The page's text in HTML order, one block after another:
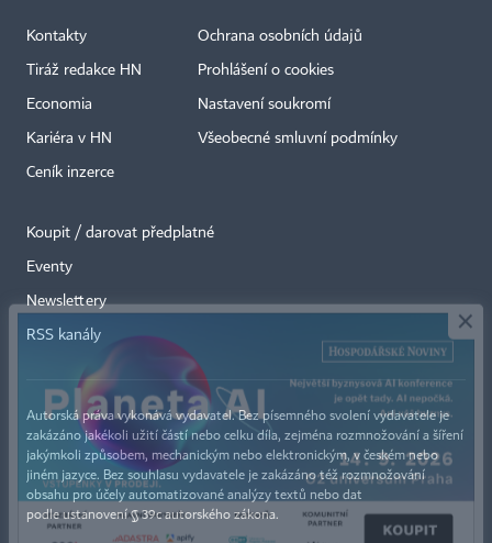
Kontakty
Tiráž redakce HN
Economia
Kariéra v HN
Ceník inzerce
Ochrana osobních údajů
Prohlášení o cookies
Nastavení soukromí
Všeobecné smluvní podmínky
Koupit / darovat předplatné
Eventy
Newslettery
RSS kanály
Autorská práva vykonává vydavatel. Bez písemného svolení vydavatele je
zakázáno jakékoli užití částí nebo celku díla, zejména rozmnožování a šíření
jakýmkoli způsobem, mechanickým nebo elektronickým, v českém nebo
jiném jazyce. Bez souhlasu vydavatele je zakázáno též rozmnožování
obsahu pro účely automatizované analýzy textů nebo dat
podle ustanovení § 39c autorského zákona.